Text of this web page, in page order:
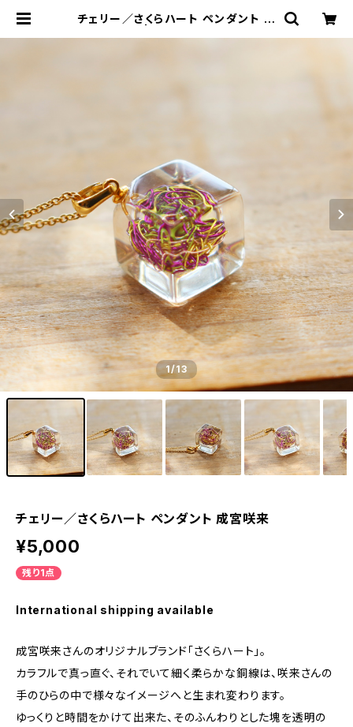
チェリー／さくらハート ペンダント 成
1/13
チェリー／さくらハート ペンダント 成宮咲来
¥5,000
残り1点
International shipping available
成宮咲来さんのオリジナルブランド「さくらハート」。
カラフルで真っ直ぐ、それでいて細く柔らかな銅線は、咲来さんの
手のひらの中で様々なイメージへと生まれ変わります。
ゆっくりと時間をかけて出来た、そのふんわりとした塊を透明の